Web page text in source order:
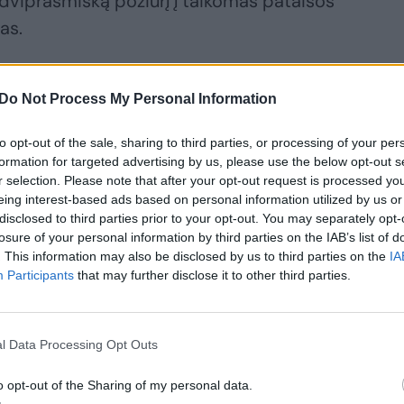
Do Not Process My Personal Information
opt-out of the sale, sharing to third parties, or processing of your
for targeted advertising by us, please use the below opt-out
selection. Please note that after your opt-out request is processed
interest-based ads based on personal information utilized by us
to third parties prior to your opt-out. You may separately
of your personal information by third parties on the IAB’s list of
This information may also be disclosed by us to third parties on the
Participants that may further disclose it to other third parties.
Data Processing Opt Outs
opt-out of the Sharing of my personal data.
savaitę galutine ir neskundžiama
Romualdo Mikliušo skundą dėl
Lapinskui.
išlaikytas proporcingumas tarp
principų, pirmajam suteikiant
nebūtų pasiekti bausmės
Bartkaus nutartyje.
skundą atmetė Vilniaus miesto
nuteistojo advokatas skundė Vilniaus